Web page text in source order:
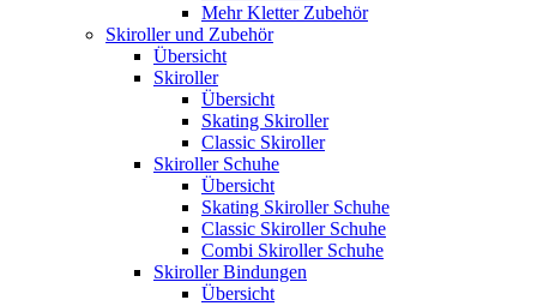
Mehr Kletter Zubehör
Skiroller und Zubehör
Übersicht
Skiroller
Übersicht
Skating Skiroller
Classic Skiroller
Skiroller Schuhe
Übersicht
Skating Skiroller Schuhe
Classic Skiroller Schuhe
Combi Skiroller Schuhe
Skiroller Bindungen
Übersicht